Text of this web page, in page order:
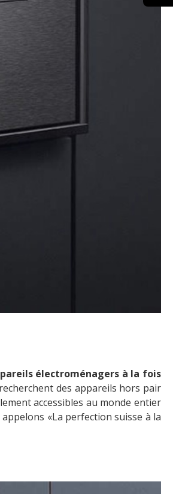
électroménagers à la fois
des appareils hors pair
accessibles au monde entier
«La perfection suisse à la